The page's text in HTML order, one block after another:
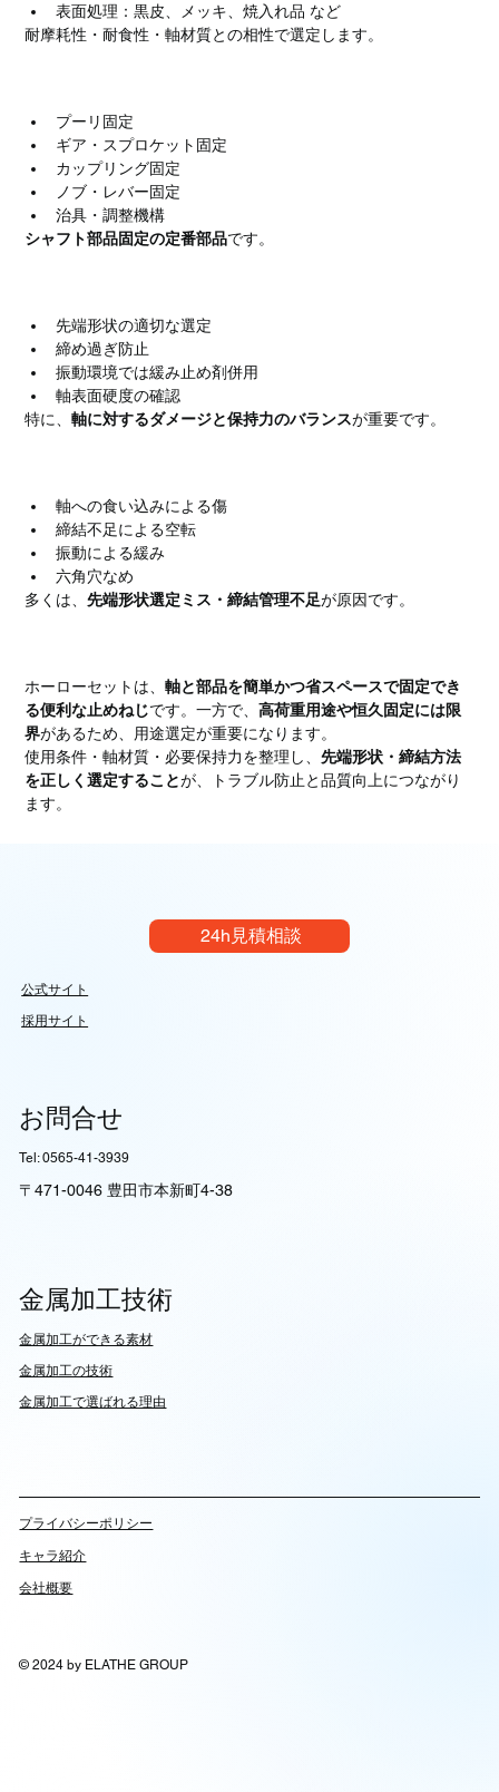
表面処理：黒皮、メッキ、焼入れ品 など
耐摩耗性・耐食性・軸材質との相性で選定します。
プーリ固定
ギア・スプロケット固定
カップリング固定
ノブ・レバー固定
治具・調整機構
シャフト部品固定の定番部品です。
先端形状の適切な選定
締め過ぎ防止
振動環境では緩み止め剤併用
軸表面硬度の確認
特に、軸に対するダメージと保持力のバランスが重要です。
軸への食い込みによる傷
締結不足による空転
振動による緩み
六角穴なめ
多くは、先端形状選定ミス・締結管理不足が原因です。
ホーローセットは、軸と部品を簡単かつ省スペースで固定でき
る便利な止めねじです。一方で、高荷重用途や恒久固定には限
界があるため、用途選定が重要になります。
使用条件・軸材質・必要保持力を整理し、先端形状・締結方法
を正しく選定することが、トラブル防止と品質向上につながり
ます。
24h見積相談
公式サイト
採用サイト
お問合せ
Tel: 0565-41-3939
〒471-0046 豊田市本新町4-38
金属加工技術
​金属加工ができる素材
​金属加工の技術
金属加工で選ばれる理由
© 2024 by ELATHE GROUP
​プライバシーポリシー
キャラ紹介
会社概要